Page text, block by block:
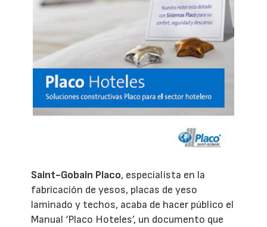
Saint-Gobain Placo, especialista en la
fabricación de yesos, placas de yeso
laminado y techos, acaba de hacer público el
Manual ‘Placo Hoteles’, un documento que